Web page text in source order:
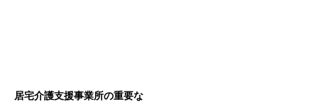
居宅介護支援事業所の重要な